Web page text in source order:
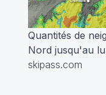
Quantités de
Nord jusqu'au
skipass.com